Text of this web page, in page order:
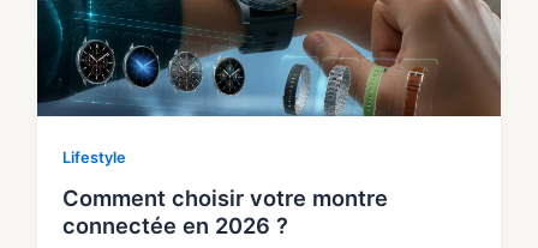
Lifestyle
Comment choisir votre montre
connectée en 2026 ?